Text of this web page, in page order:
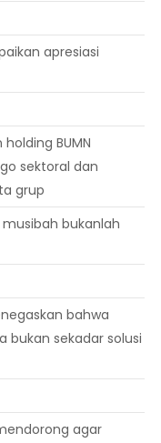
apresiasi
holding BUMN
sektoral dan
grup
musibah bukanlah
bahwa
sekadar solusi
agar